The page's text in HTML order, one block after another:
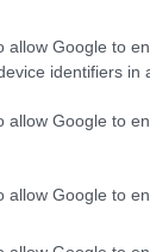
allow Google to
identifiers in
allow Google to
allow Google to
vesszük elő,